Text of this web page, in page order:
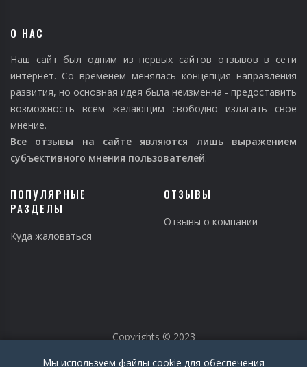
О НАС
Наш сайт был одним из первых сайтов отзывов в сети
интернет. Со временем менялась концепция направления
развития, но основная идея была неизменна - предоставить
возможность всем желающим свободно излагать свое
мнение.
Все отзывы на сайте являются лишь выражением
субъективного мнения пользователей.
ПОПУЛЯРНЫЕ
РАЗДЕЛЫ
Куда жаловаться
ОТЗЫВЫ
Отзывы о компании
Copyrights © 2023
Мы используем файлы cookie для обеспечения